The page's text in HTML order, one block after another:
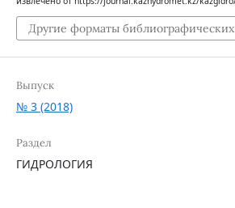
Другие форматы
Выпуск
№ 3 (2018)
Раздел
ГИДРОЛОГИЯ